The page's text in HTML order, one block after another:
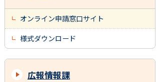
オンライン申請窓口サイト
様式ダウンロード
広報情報課